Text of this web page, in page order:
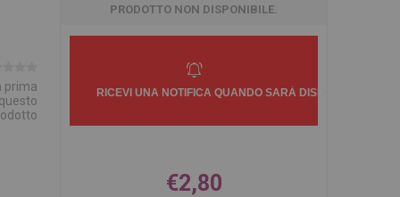
prima
PRODOTTO NON DISPONIBILE.
€2,80